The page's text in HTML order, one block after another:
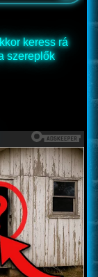
keress rá
szereplők